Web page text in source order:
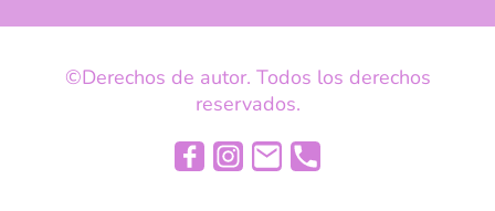
©Derechos de autor. Todos los derechos
reservados.